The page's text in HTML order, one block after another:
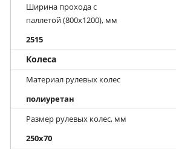
Ширина прохода с
паллетой (800х1200), мм
2515
Колеса
Материал рулевых колес
полиуретан
Размер рулевых колес, мм
250x70